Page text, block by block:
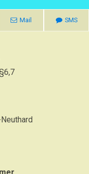
Mail SMS